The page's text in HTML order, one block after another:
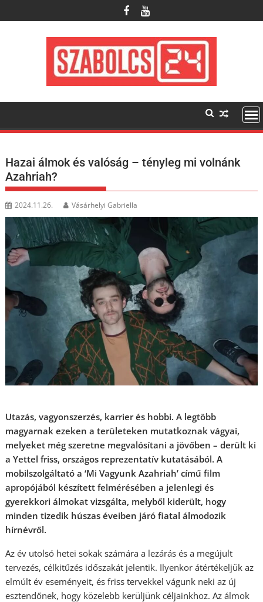
to
Hazai álmok és valóság – tényleg mi volnánk
Azahriah?
2024.11.26. Vásárhelyi Gabriella
Utazás, vagyonszerzés, karrier és hobbi. A legtöbb
magyarnak ezeken a területeken mutatkoznak vágyai,
melyeket még szeretne megvalósítani a jövőben – derült ki
a Yettel friss, országos reprezentatív kutatásából. A
mobilszolgáltató a ‘Mi Vagyunk Azahriah’ című film
apropójából készített felmérésében a jelenlegi és
gyerekkori álmokat vizsgálta, melyből kiderült, hogy
minden tizedik húszas éveiben járó fiatal álmodozik
hírnévről.
Az év utolsó hetei sokak számára a lezárás és a megújult
tervezés, célkitűzés időszakát jelentik. Ilyenkor átértékeljük az
elmúlt év eseményeit, és friss tervekkel vágunk neki az új
esztendőnek, hogy közelebb kerüljünk céljainkhoz. Az álmok